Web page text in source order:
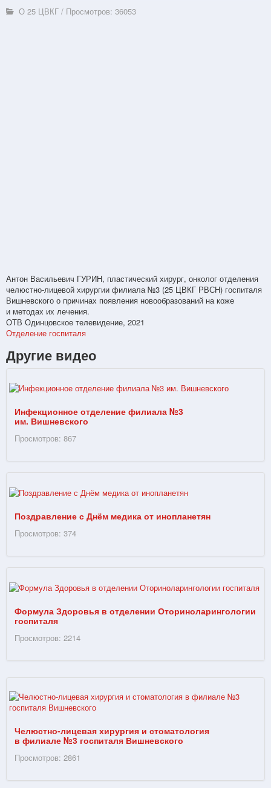
О 25 ЦВКГ / Просмотров: 36053
Антон Васильевич ГУРИН, пластический хирург, онколог отделения
челюстно-лицевой хирургии филиала №3 (25 ЦВКГ РВСН) госпиталя
Вишневского о причинах появления новообразований на коже
и методах их лечения.
ОТВ Одинцовское телевидение, 2021
Отделение госпиталя
Другие видео
Инфекционное отделение филиала №3
им. Вишневского
Просмотров: 867
Поздравление с Днём медика от инопланетян
Просмотров: 374
Формула Здоровья в отделении Оториноларингологии
госпиталя
Просмотров: 2214
Челюстно-лицевая хирургия и стоматология
в филиале №3 госпиталя Вишневского
Просмотров: 2861